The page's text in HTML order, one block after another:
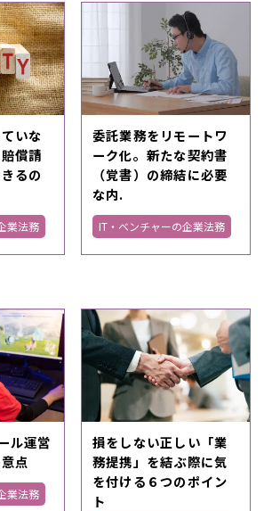
いな
償請
るの
業法務
委託業務をリモートワ
ーク化。新たな契約書
（覚書）の締結に必要
な内.
IT・ベンチャーの企業法務
ル運営
点
業法務
損をしない正しい「業
務提携」を結ぶ際に気
を付ける６つのポイン
ト